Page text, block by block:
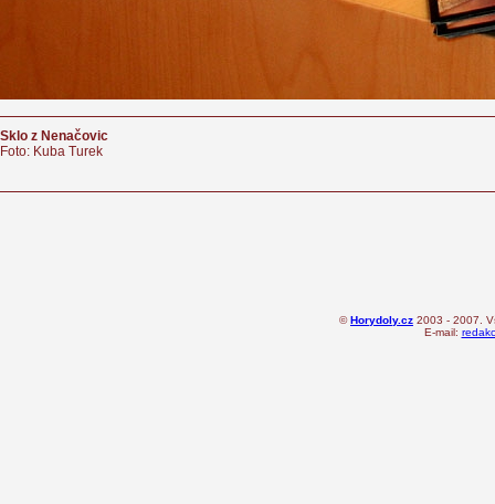
Sklo z Nenačovic
Foto: Kuba Turek
©Horydoly.cz 2003 - 2007.
E-mail: